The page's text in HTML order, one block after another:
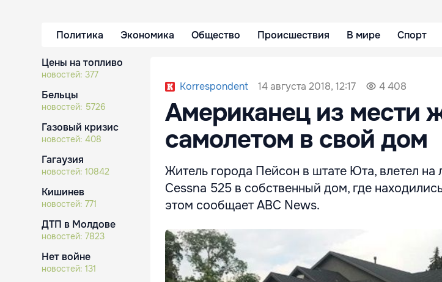
Политика Экономика Общество Происшествия В мире Спорт
Цены на топливо
новостей: 377
Бельцы
новостей: 5726
Газовый кризис
новостей: 408
Гагаузия
новостей: 10842
Кишинев
новостей: 771
ДТП в Молдове
новостей: 7823
Нет войне
новостей: 131
Korrespondent 14 августа 2018, 12:17 4 408
Американец из мести
самолетом в свой дом
Житель города Пейсон в штате Юта, влетел на
Cessna 525 в собственный дом, где
этом сообщает ABC News.